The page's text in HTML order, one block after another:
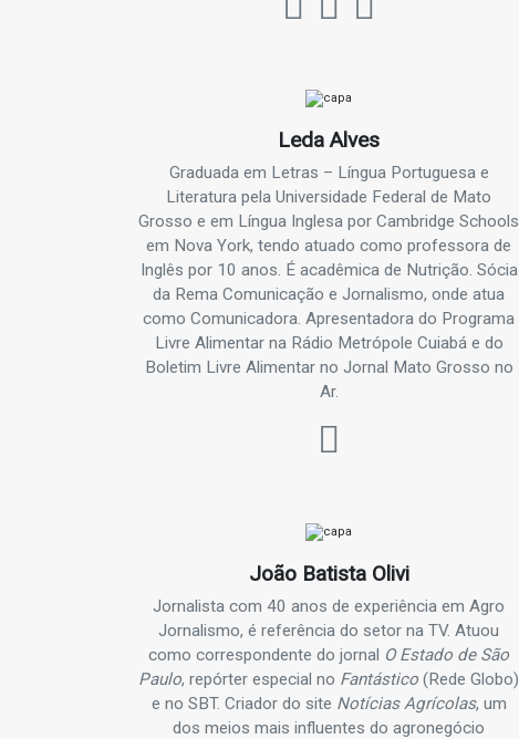
Leda Alves
Graduada em Letras – Língua Portuguesa e
Literatura pela Universidade Federal de Mato
Grosso e em Língua Inglesa por Cambridge Schools
em Nova York, tendo atuado como professora de
Inglês por 10 anos. É acadêmica de Nutrição. Sócia
da Rema Comunicação e Jornalismo, onde atua
como Comunicadora. Apresentadora do Programa
Livre Alimentar na Rádio Metrópole Cuiabá e do
Boletim Livre Alimentar no Jornal Mato Grosso no
Ar.
João Batista Olivi
Jornalista com 40 anos de experiência em Agro
Jornalismo, é referência do setor na TV. Atuou
como correspondente do jornal O Estado de São
Paulo, repórter especial no Fantástico (Rede Globo)
e no SBT. Criador do site Notícias Agrícolas, um
dos meios mais influentes do agronegócio